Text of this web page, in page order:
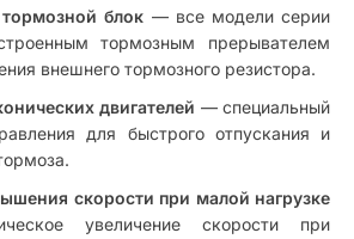
блок — все модели серии
тормозным прерывателем
внешнего тормозного резистора.
двигателей — специальный
для быстрого отпускания и
скорости при малой нагрузке
увеличение скорости при